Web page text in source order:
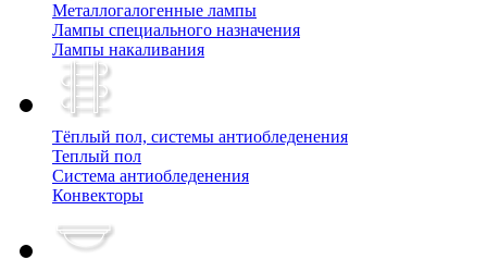
Металлогалогенные лампы
Лампы специального назначения
Лампы накаливания
Тёплый пол, cистемы антиобледенения
Теплый пол
Система антиобледенения
Конвекторы